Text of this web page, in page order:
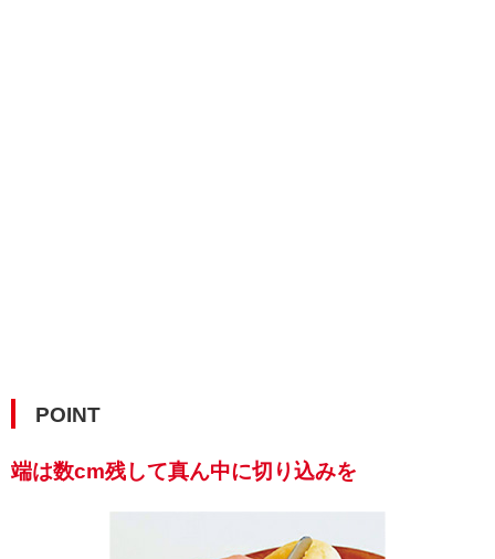
POINT
端は数cm残して真ん中に切り込みを